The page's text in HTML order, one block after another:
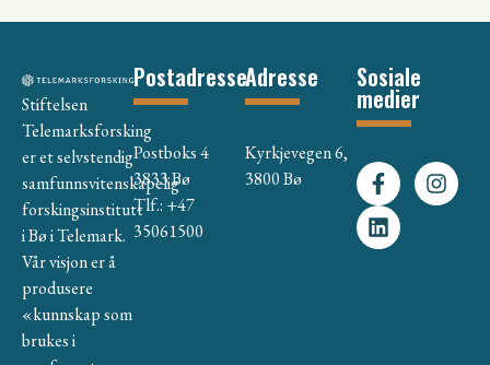
Stiftelsen
Telemarksforsking
er et selvstendig
samfunnsvitenskapelig
forskingsinstitutt
i Bø i Telemark.
Vår visjon er å
produsere
«kunnskap som
brukes i
Postadresse
Postboks 4
3833 Bø
Tlf.: +47
35061500
Adresse
Kyrkjevegen 6,
3800 Bø
Sosiale
medier